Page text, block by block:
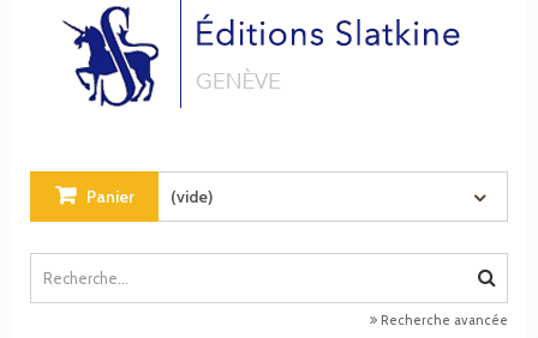
Panier (vide)
Recherche avancée